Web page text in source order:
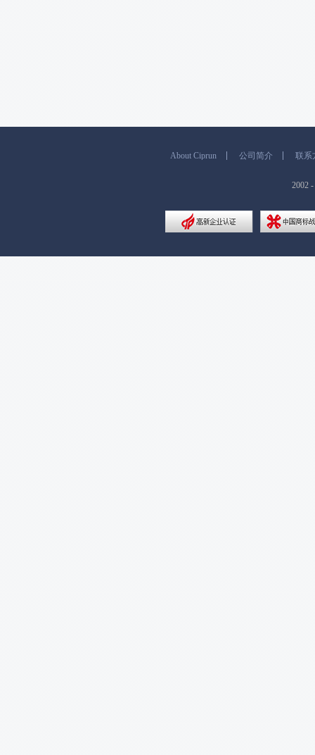
About Ciprun 公司简介 联系
2002